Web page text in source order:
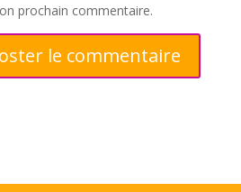
prochain commentaire.